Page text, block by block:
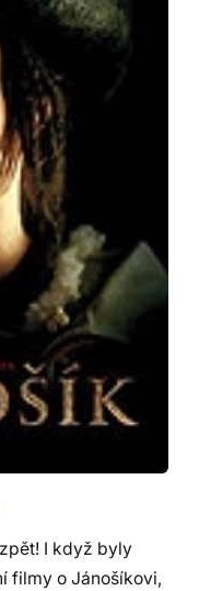
I když byly
filmy o Jánošíkovi,